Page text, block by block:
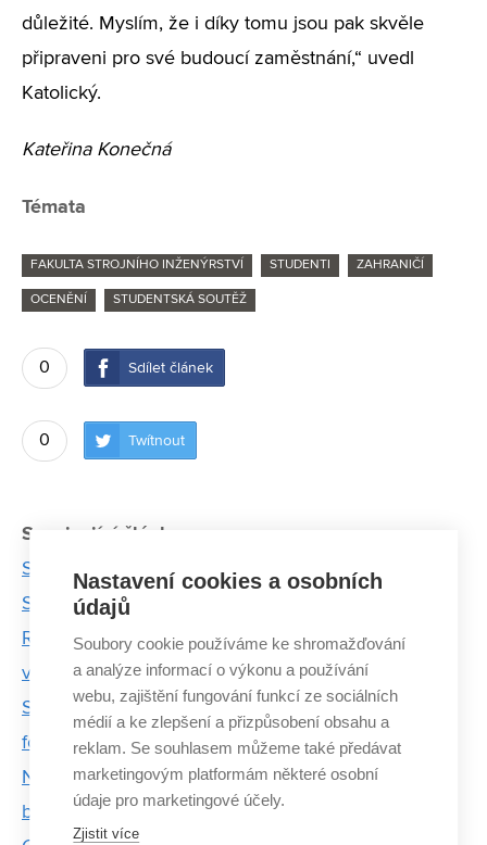
důležité. Myslím, že i díky tomu jsou pak skvěle
připraveni pro své budoucí zaměstnání,“ uvedl
Katolický.
Kateřina Konečná
Témata
FAKULTA STROJNÍHO INŽENÝRSTVÍ STUDENTI ZAHRANIČÍ
OCENĚNÍ STUDENTSKÁ SOUTĚŽ
0 Sdílet článek
0 Twítnout
Související články:
Stříbrné medaili předcházelo hašení auta.
Studentská formule slaví historický úspěch
Revoluce. Dragon 5 míří na závody s naprosto
výjimečným motorem
Student FSI dělal porotce na mistrovství světa
formulí v texaském Austinu
Na středoevropském finále byly chvíle, kdy jsme
byli bezradní, přiznávají finalisté EBEC
Nastavení cookies a osobních
údajů
Soubory cookie používáme ke shromažďování
a analýze informací o výkonu a používání
webu, zajištění fungování funkcí ze sociálních
médií a ke zlepšení a přizpůsobení obsahu a
reklam. Se souhlasem můžeme také předávat
marketingovým platformám některé osobní
údaje pro marketingové účely.
Zjistit více